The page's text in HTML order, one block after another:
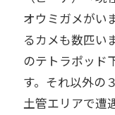
オウミガメがい
るカメも数匹い
のテトラポッド
す。それ以外の
土管エリアで遭